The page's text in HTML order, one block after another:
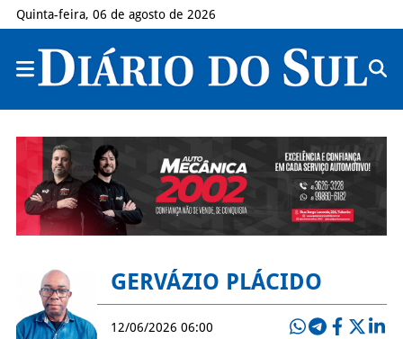
Quinta-feira, 06 de agosto de 2026
GERVÁZIO PLÁCIDO
12/06/2026 06:00